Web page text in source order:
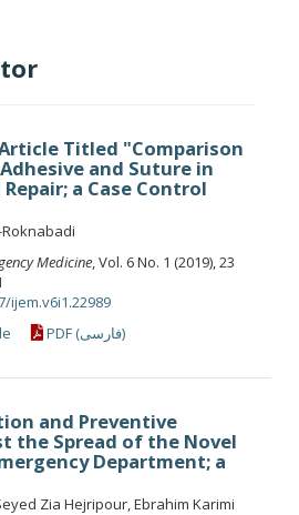
Titled "Comparison
and Suture in
a Case Control
Medicine, Vol. 6 No. 1 (2019), 23
ijem.v6i1.22989
PDF (فارسی)
and Preventive
the Spread of the Novel
Department; a
Zia Hejripour, Ebrahim Karimi